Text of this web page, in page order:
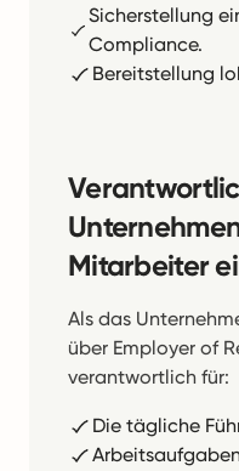
Sicherstellung
Compliance.
Bereitstellung
Mitarbeiter
Als das
über Employer of
verantwortlich für:
Die tägliche